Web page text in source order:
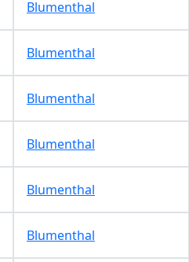
Blumenthal
Blumenthal
Blumenthal
Blumenthal
Blumenthal
Blumenthal